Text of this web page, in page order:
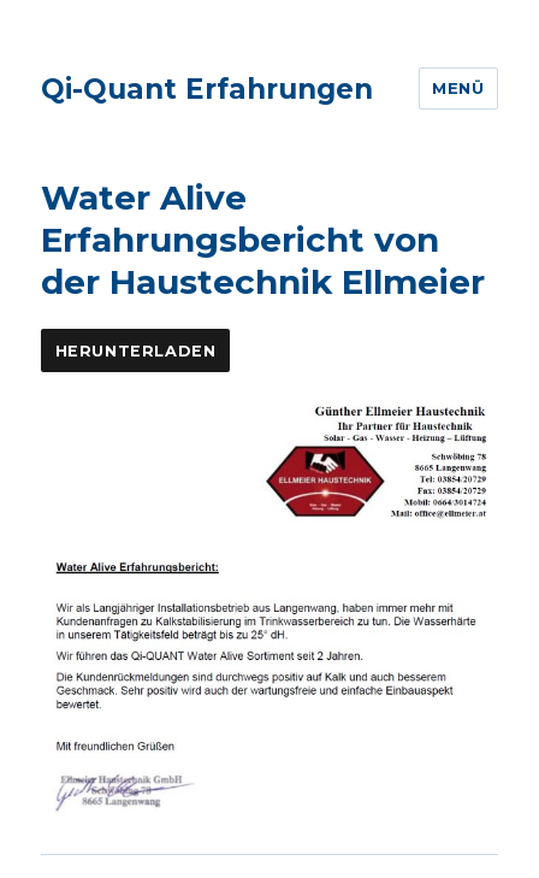
Qi-Quant Erfahrungen MENÜ
Water Alive
Erfahrungsbericht von
der Haustechnik Ellmeier
HERUNTERLADEN